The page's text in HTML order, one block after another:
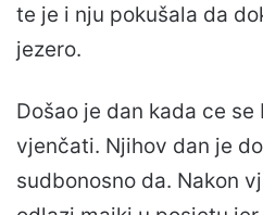
te je i nju pokušala da
jezero.
Došao je dan kada ce se
vjenčati. Njihov dan je
sudbonosno da. Nakon